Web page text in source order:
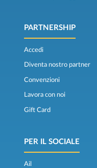
PARTNERSHIP
Accedi
Diventa nostro partner
Convenzioni
Lavora con noi
Gift Card
PER IL SOCIALE
Ail